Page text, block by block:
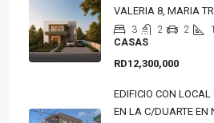
VALERIA 8, MARIA
3 2 2
CASAS
RD12,300,000
EDIFICIO CON
EN LA C/DUARTE EN